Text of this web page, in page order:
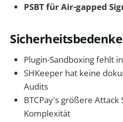
PSBT für Air-gapped
Plugin-Sandboxing fehlt
SHKeeper hat keine
Audits
BTCPay's größere Attack
Komplexität